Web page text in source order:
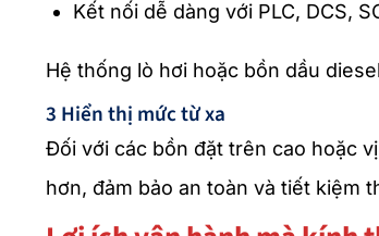
Kết nối dễ dàng với PLC, DCS,
Hệ thống lò hơi hoặc bồn dầu
3 Hiển thị mức từ xa
Đối với các bồn đặt trên cao hoặc
hơn, đảm bảo an toàn và tiết kiệm